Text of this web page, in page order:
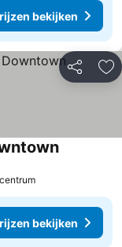
bekijken
Delen
bekijken